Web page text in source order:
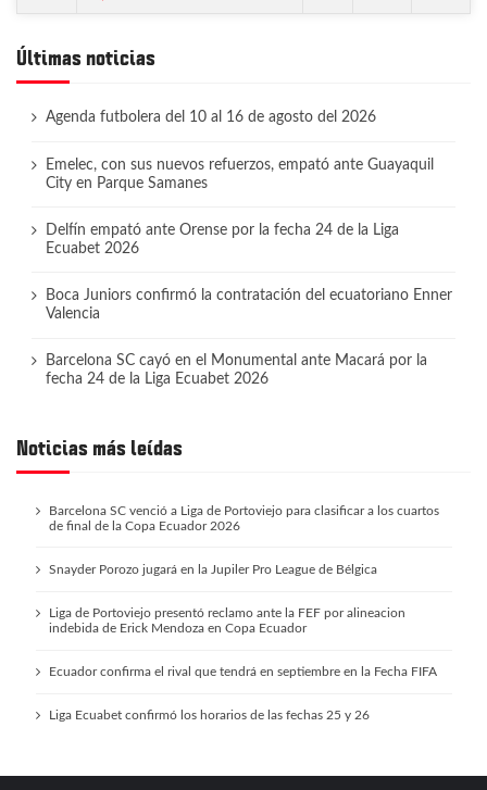
Últimas noticias
Agenda futbolera del 10 al 16 de agosto del 2026
Emelec, con sus nuevos refuerzos, empató ante Guayaquil
City en Parque Samanes
Delfín empató ante Orense por la fecha 24 de la Liga
Ecuabet 2026
Boca Juniors confirmó la contratación del ecuatoriano Enner
Valencia
Barcelona SC cayó en el Monumental ante Macará por la
fecha 24 de la Liga Ecuabet 2026
Noticias más leídas
Barcelona SC venció a Liga de Portoviejo para clasificar a los cuartos
de final de la Copa Ecuador 2026
Snayder Porozo jugará en la Jupiler Pro League de Bélgica
Liga de Portoviejo presentó reclamo ante la FEF por alineacion
indebida de Erick Mendoza en Copa Ecuador
Ecuador confirma el rival que tendrá en septiembre en la Fecha FIFA
Liga Ecuabet confirmó los horarios de las fechas 25 y 26